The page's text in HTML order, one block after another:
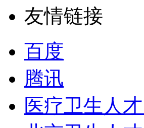
友情链接
百度
腾讯
医疗卫生人